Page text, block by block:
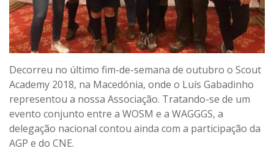
Decorreu no último fim-de-semana de outubro o Scout
Academy 2018, na Macedónia, onde o Luís Gabadinho
representou a nossa Associação. Tratando-se de um
evento conjunto entre a WOSM e a WAGGGS, a
delegação nacional contou ainda com a participação da
AGP e do CNE.